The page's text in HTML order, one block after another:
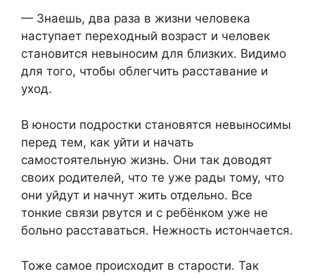
— Знаешь, два раза в жизни человека
наступает переходный возраст и человек
становится невыносим для близких. Видимо
для того, чтобы облегчить расставание и
уход.
В юности подростки становятся невыносимы
перед тем, как уйти и начать
самостоятельную жизнь. Они так доводят
своих родителей, что те уже рады тому, что
они уйдут и начнут жить отдельно. Все
тонкие связи рвутся и с ребёнком уже не
больно расставаться. Нежность истончается.
Тоже самое происходит в старости. Так